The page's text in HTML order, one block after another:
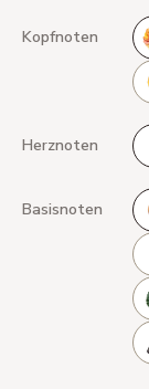
Kopfnoten
Herznoten
Basisnoten